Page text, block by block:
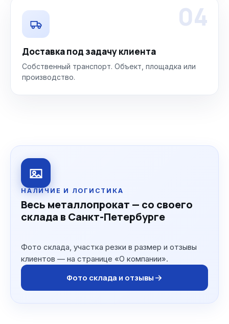
04
Доставка под задачу клиента
Собственный транспорт. Объект, площадка или
производство.
НАЛИЧИЕ И ЛОГИСТИКА
Весь металлопрокат — со своего
склада в Санкт-Петербурге
Фото склада, участка резки в размер и отзывы
клиентов — на странице «О компании».
Фото склада и отзывы